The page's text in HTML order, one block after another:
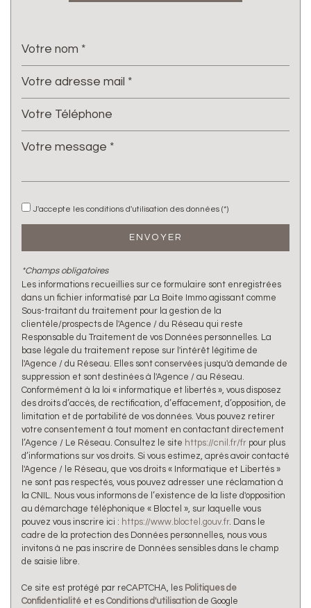
cette ville
J'accepte les conditions d'utilisation des données (*)
ENVOYER
*Champs obligatoires
Les informations recueillies sur ce formulaire sont enregistrées
dans un fichier informatisé par La Boite Immo agissant comme
Sous-traitant du traitement pour la gestion de la
clientèle/prospects de l'Agence / du Réseau qui reste
Responsable du Traitement de vos Données personnelles. La
base légale du traitement repose sur l'intérêt légitime de
l'Agence / du Réseau. Elles sont conservées jusqu'à demande de
suppression et sont destinées à l'Agence / au Réseau.
Conformément à la loi « informatique et libertés », vous disposez
des droits d’accès, de rectification, d’effacement, d’opposition, de
limitation et de portabilité de vos données. Vous pouvez retirer
votre consentement à tout moment en contactant directement
l’Agence / Le Réseau. Consultez le site https://cnil.fr/fr pour plus
d’informations sur vos droits. Si vous estimez, après avoir contacté
l'Agence / le Réseau, que vos droits « Informatique et Libertés »
ne sont pas respectés, vous pouvez adresser une réclamation à
la CNIL. Nous vous informons de l’existence de la liste d'opposition
au démarchage téléphonique « Bloctel », sur laquelle vous
pouvez vous inscrire ici : https://www.bloctel.gouv.fr. Dans le
cadre de la protection des Données personnelles, nous vous
invitons à ne pas inscrire de Données sensibles dans le champ
de saisie libre.
Ce site est protégé par reCAPTCHA, les Politiques de
Confidentialité et es Conditions d'utilisation de Google